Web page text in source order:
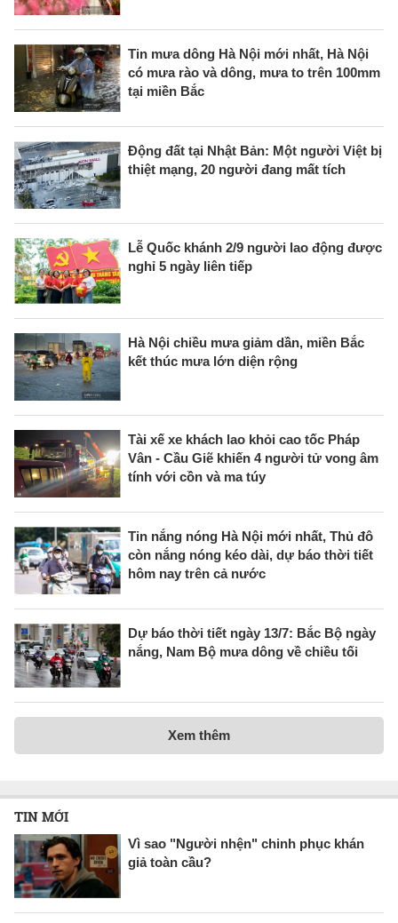
Tin mưa dông Hà Nội mới nhất, Hà Nội
có mưa rào và dông, mưa to trên 100mm
tại miền Bắc
Động đất tại Nhật Bản: Một người Việt bị
thiệt mạng, 20 người đang mất tích
Lễ Quốc khánh 2/9 người lao động được
nghỉ 5 ngày liên tiếp
Hà Nội chiều mưa giảm dần, miền Bắc
kết thúc mưa lớn diện rộng
Tài xế xe khách lao khỏi cao tốc Pháp
Vân - Cầu Giẽ khiến 4 người tử vong âm
tính với cồn và ma túy
Tin nắng nóng Hà Nội mới nhất, Thủ đô
còn nắng nóng kéo dài, dự báo thời tiết
hôm nay trên cả nước
Dự báo thời tiết ngày 13/7: Bắc Bộ ngày
nắng, Nam Bộ mưa dông về chiều tối
Xem thêm
TIN MỚI
Vì sao "Người nhện" chinh phục khán
giả toàn cầu?